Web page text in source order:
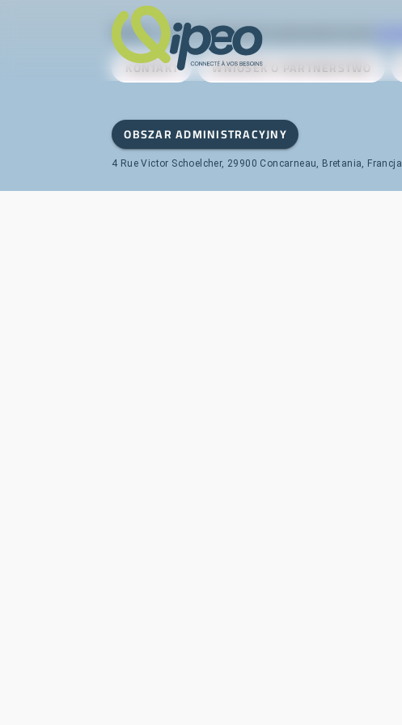
Qipeo © 2025 -Rozwiązanie opracowane przez
KONTAKT WNIOSEK O PARTNERSTWO
OBSZAR ADMINISTRACYJNY
4 Rue Victor Schoelcher, 29900 Concarneau, Bretania, Francja